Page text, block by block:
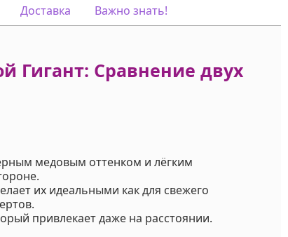
как
роса и
гниль. Для
Услуга: Мы
услуги по
вашим
Запись
Если у вас
Доставка Важно знать!
Гигант: Сравнение двух
медовым оттенком и лёгким
их идеальными как для свежего
привлекает даже на расстоянии.